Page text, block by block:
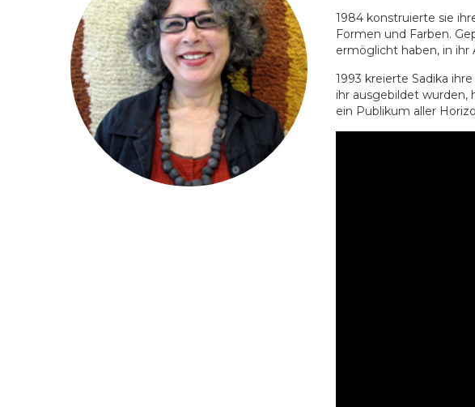
1984 konstruierte sie
Formen und Farben.
ermöglicht haben, in ihr
1993 kreierte Sadika
ihr ausgebildet wurden,
ein Publikum aller